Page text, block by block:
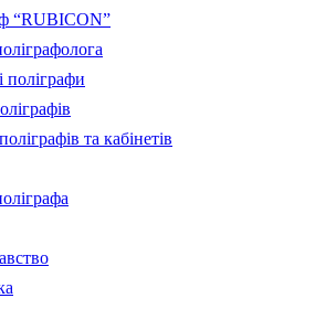
“RUBICON”
поліграфи
та кабінетів